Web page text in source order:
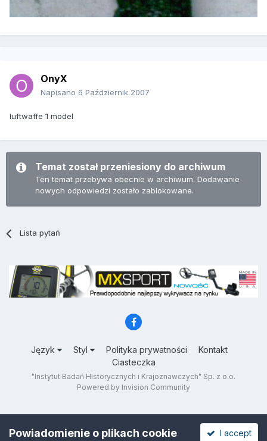
OnyX
Napisano 6 Październik 2007
luftwaffe 1 model
Temat został przeniesiony do archiwum
Ten temat przebywa obecnie w archiwum. Dodawanie
nowych odpowiedzi zostało zablokowane.
Lista pytań
Język Styl Polityka prywatności
Kontakt
Ciasteczka
"Instytut Badań Historycznych i Krajoznawczych" Sp. z o.o.
Powered by Invision Community
Powiadomienie o plikach cookie I accept